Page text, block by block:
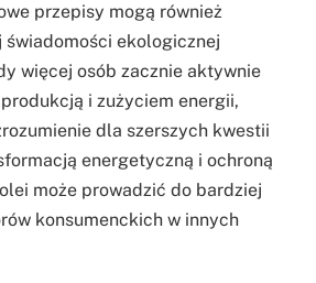
przepisy mogą również
świadomości ekologicznej
więcej osób zacznie aktywnie
i zużyciem energii,
dla szerszych kwestii
energetyczną i ochroną
może prowadzić do bardziej
konsumenckich w innych